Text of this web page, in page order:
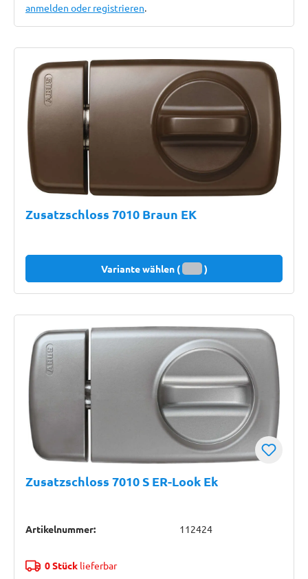
anmelden oder registrieren.
Zusatzschloss 7010 Braun EK
Variante wählen ( )
Zusatzschloss 7010 S ER-Look Ek
Artikelnummer: 112424
0 Stücklieferbar